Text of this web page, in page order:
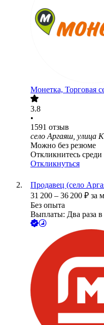
Монетка, Торговая
3.8
•
1591 отзыв
село Аргаяш, улица
Можно без резюме
Откликнитесь
Откликнуться
Продавец (село
31 200 – 36 200 ₽ за
Без опыта
Выплаты: Два раза в